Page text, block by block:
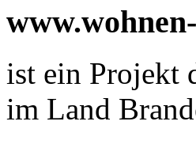
ist ein Projekt
im Land